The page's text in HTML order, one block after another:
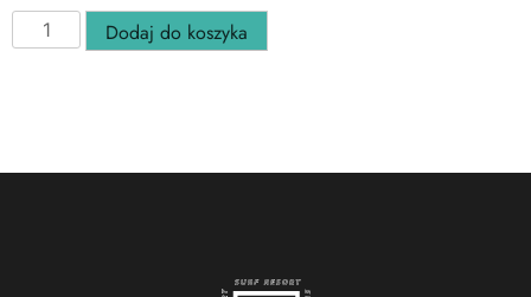
Dodaj do koszyka